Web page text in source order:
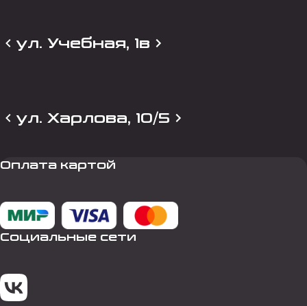
ул. Учебная, 1в
ул. Харлова, 10/5
Оплата картой
Социальные сети